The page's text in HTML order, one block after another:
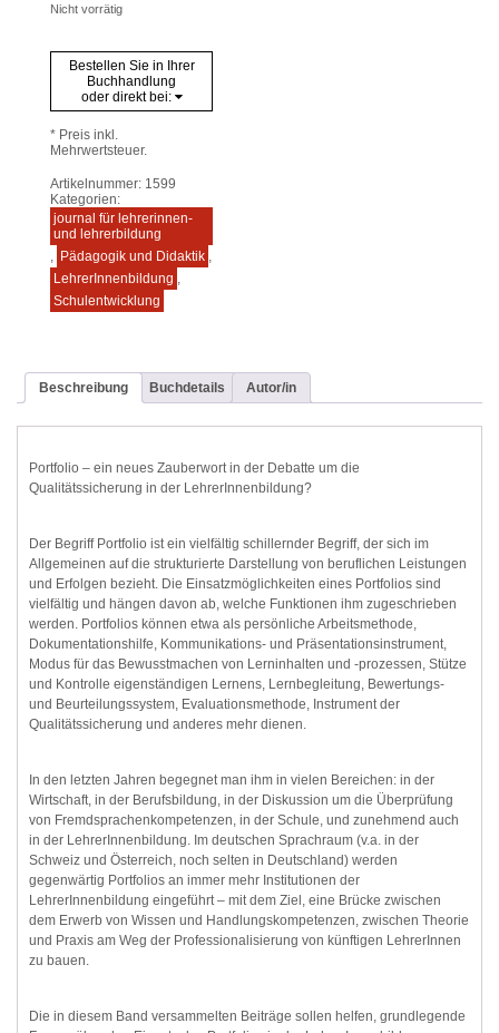
Nicht vorrätig
Bestellen Sie in Ihrer
Buchhandlung
oder direkt bei:
* Preis inkl.
Mehrwertsteuer.
Artikelnummer: 1599
Kategorien:
journal für lehrerinnen-
und lehrerbildung
, Pädagogik und Didaktik ,
LehrerInnenbildung ,
Schulentwicklung
Beschreibung Buchdetails Autor/in
Portfolio – ein neues Zauberwort in der Debatte um die
Qualitätssicherung in der LehrerInnenbildung?
Der Begriff Portfolio ist ein vielfältig schillernder Begriff, der sich im
Allgemeinen auf die strukturierte Darstellung von beruflichen Leistungen
und Erfolgen bezieht. Die Einsatzmöglichkeiten eines Portfolios sind
vielfältig und hängen davon ab, welche Funktionen ihm zugeschrieben
werden. Portfolios können etwa als persönliche Arbeitsmethode,
Dokumentationshilfe, Kommunikations- und Präsentationsinstrument,
Modus für das Bewusstmachen von Lerninhalten und -prozessen, Stütze
und Kontrolle eigenständigen Lernens, Lernbegleitung, Bewertungs-
und Beurteilungssystem, Evaluationsmethode, Instrument der
Qualitätssicherung und anderes mehr dienen.
In den letzten Jahren begegnet man ihm in vielen Bereichen: in der
Wirtschaft, in der Berufsbildung, in der Diskussion um die Überprüfung
von Fremdsprachenkompetenzen, in der Schule, und zunehmend auch
in der LehrerInnenbildung. Im deutschen Sprachraum (v.a. in der
Schweiz und Österreich, noch selten in Deutschland) werden
gegenwärtig Portfolios an immer mehr Institutionen der
LehrerInnenbildung eingeführt – mit dem Ziel, eine Brücke zwischen
dem Erwerb von Wissen und Handlungskompetenzen, zwischen Theorie
und Praxis am Weg der Professionalisierung von künftigen LehrerInnen
zu bauen.
Die in diesem Band versammelten Beiträge sollen helfen, grundlegende